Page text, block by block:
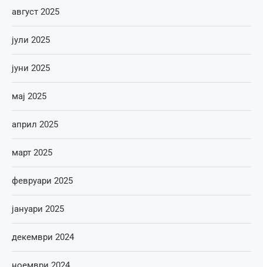
август 2025
јули 2025
јуни 2025
мај 2025
април 2025
март 2025
февруари 2025
јануари 2025
декември 2024